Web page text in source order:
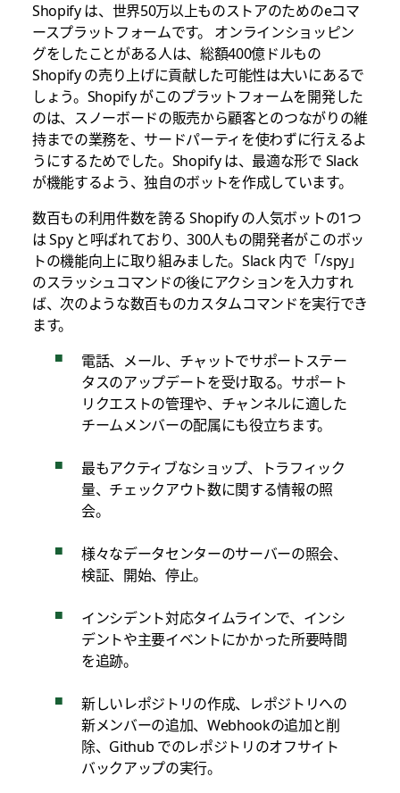
Shopify は、世界50万以上ものストアのためのeコマ
ースプラットフォームです。 オンラインショッピン
グをしたことがある人は、総額400億ドルもの
Shopify の売り上げに貢献した可能性は大いにあるで
しょう。Shopify がこのプラットフォームを開発した
のは、スノーボードの販売から顧客とのつながりの維
持までの業務を、サードパーティを使わずに行えるよ
うにするためでした。Shopify は、最適な形で Slack
が機能するよう、独自のボットを作成しています。
数百もの利用件数を誇る Shopify の人気ボットの1つ
は Spy と呼ばれており、300人もの開発者がこのボッ
トの機能向上に取り組みました。Slack 内で「/spy」
のスラッシュコマンドの後にアクションを入力すれ
ば、次のような数百ものカスタムコマンドを実行でき
ます。
電話、メール、チャットでサポートステー
タスのアップデートを受け取る。サポート
リクエストの管理や、チャンネルに適した
チームメンバーの配属にも役立ちます。
最もアクティブなショップ、トラフィック
量、チェックアウト数に関する情報の照
会。
様々なデータセンターのサーバーの照会、
検証、開始、停止。
インシデント対応タイムラインで、インシ
デントや主要イベントにかかった所要時間
を追跡。
新しいレポジトリの作成、レポジトリへの
新メンバーの追加、Webhookの追加と削
除、Github でのレポジトリのオフサイト
バックアップの実行。